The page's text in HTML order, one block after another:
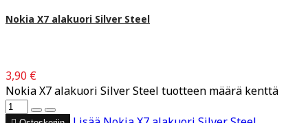
Nokia X7 alakuori Silver Steel
3,90 €
Nokia X7 alakuori Silver Steel tuotteen määrä kenttä